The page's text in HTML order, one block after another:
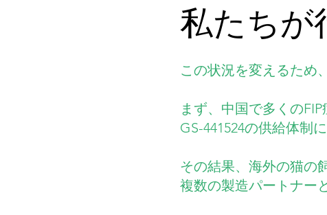
私たちが
この状況を変えるため
まず、中国で多くの
GS-441524の供給体制
その結果、海外の猫の
複数の製造パートナー